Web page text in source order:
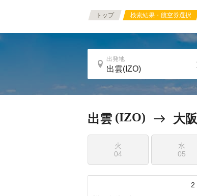
トップ 検索結果・航空券選択
出発地
出雲 (IZO) 大
火
04
水
05
2